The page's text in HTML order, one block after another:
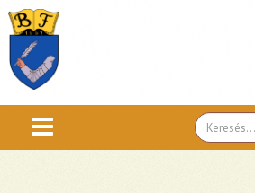
Search
...